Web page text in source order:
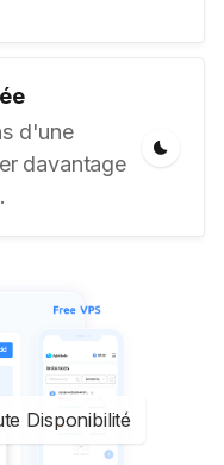
d'une
davantage
Disponibilité